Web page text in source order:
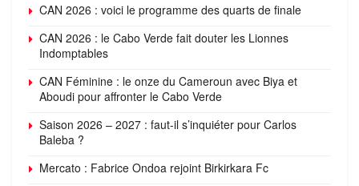
CAN 2026 : voici le programme des quarts de finale
CAN 2026 : le Cabo Verde fait douter les Lionnes
Indomptables
CAN Féminine : le onze du Cameroun avec Biya et
Aboudi pour affronter le Cabo Verde
Saison 2026 – 2027 : faut-il s’inquiéter pour Carlos
Baleba ?
Mercato : Fabrice Ondoa rejoint Birkirkara Fc